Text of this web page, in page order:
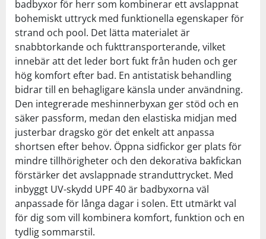
badbyxor för herr som kombinerar ett avslappnat
bohemiskt uttryck med funktionella egenskaper för
strand och pool. Det lätta materialet är
snabbtorkande och fukttransporterande, vilket
innebär att det leder bort fukt från huden och ger
hög komfort efter bad. En antistatisk behandling
bidrar till en behagligare känsla under användning.
Den integrerade meshinnerbyxan ger stöd och en
säker passform, medan den elastiska midjan med
justerbar dragsko gör det enkelt att anpassa
shortsen efter behov. Öppna sidfickor ger plats för
mindre tillhörigheter och den dekorativa bakfickan
förstärker det avslappnade stranduttrycket. Med
inbyggt UV-skydd UPF 40 är badbyxorna väl
anpassade för långa dagar i solen. Ett utmärkt val
för dig som vill kombinera komfort, funktion och en
tydlig sommarstil.